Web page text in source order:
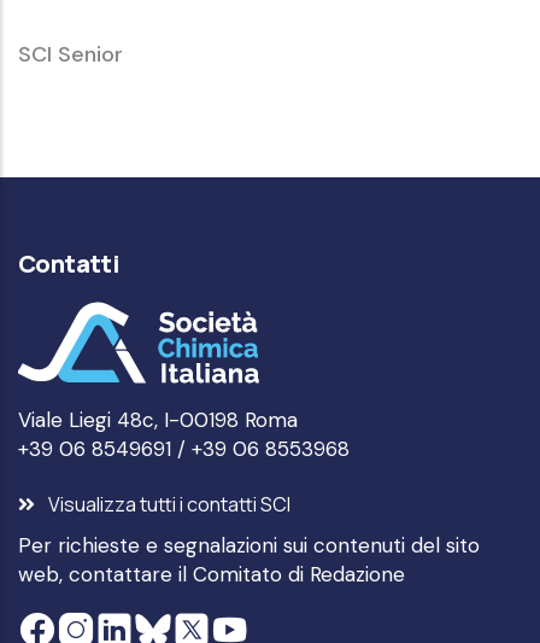
SCI
Senior
SCI Senior
Contatti
Viale Liegi 48c, I-00198 Roma
+39 06 8549691 / +39 06 8553968
Visualizza tutti i contatti SCI
Per richieste e segnalazioni sui contenuti del sito
web, contattare il Comitato di Redazione